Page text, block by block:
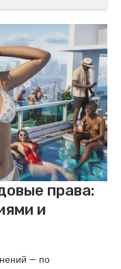
права:
и
— по